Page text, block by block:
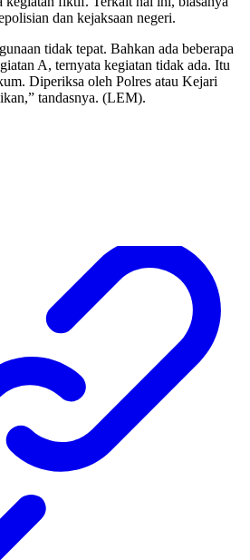
dan kejaksaan negeri.
tidak tepat. Bahkan ada beberapa
A, ternyata kegiatan tidak ada. Itu
Diperiksa oleh Polres atau Kejari
tandasnya. (LEM).